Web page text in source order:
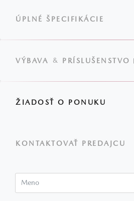
ÚPLNÉ ŠPECIFIKÁCIE
VÝBAVA & PRÍSLUŠENSTVO
ŽIADOSŤ O PONUKU
KONTAKTOVAŤ PREDAJCU